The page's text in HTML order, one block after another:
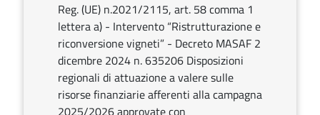
Reg. (UE) n.2021/2115, art. 58 comma 1
lettera a) - Intervento “Ristrutturazione e
riconversione vigneti” - Decreto MASAF 2
dicembre 2024 n. 635206 Disposizioni
regionali di attuazione a valere sulle
risorse finanziarie afferenti alla campagna
2025/2026 approvate con